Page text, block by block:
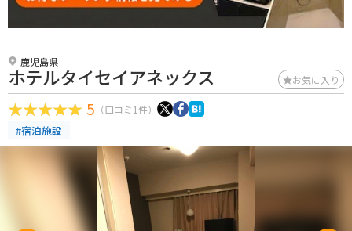
鹿児島県
ホテルタイセイアネックス お気に入り
5 （口コミ1件）
#宿泊施設